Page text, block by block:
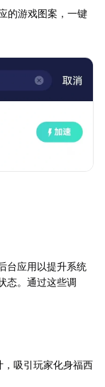
的游戏图案，一键
台应用以提升系统
态。通过这些调
吸引玩家化身福西